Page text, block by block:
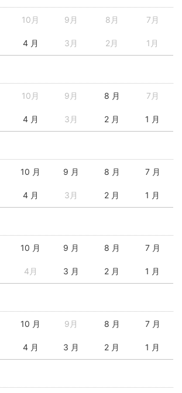
10月 9月 8月 7月
4 月 3月 2月 1月
10月 9月 8 月 7月
4 月 3月 2 月 1 月
10 月 9 月 8 月 7 月
4 月 3月 2 月 1 月
10 月 9 月 8 月 7 月
4月 3 月 2 月 1 月
10 月 9月 8 月 7 月
4 月 3 月 2 月 1 月